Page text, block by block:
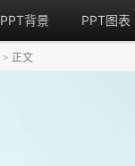
PPT背景 PPT图表
> 正文